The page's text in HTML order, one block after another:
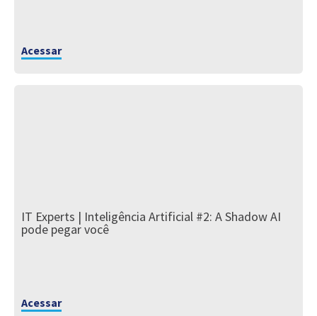
Acessar
IT Experts | Inteligência Artificial #2: A Shadow AI
pode pegar você
Acessar